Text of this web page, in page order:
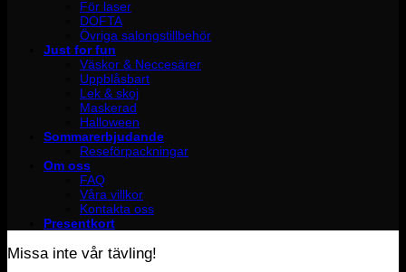
För laser
DOFTA
Övriga salongstillbehör
Just for fun
Väskor & Neccesärer
Uppblåsbart
Lek & skoj
Maskerad
Halloween
Sommarerbjudande
Reseförpackningar
Om oss
FAQ
Våra villkor
Kontakta oss
Presentkort
Missa inte vår tävling!